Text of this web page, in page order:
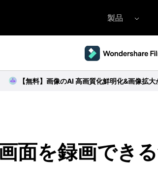
製品
Filmora（フィモーラ）
【無料】画像のAI 高画質化鮮明化&画像拡
面を録画でき